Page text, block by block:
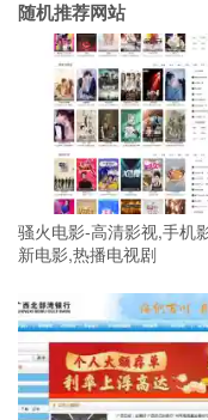
随机推荐网站
骚火电影-高清影视,手机
新电影,热播电视剧